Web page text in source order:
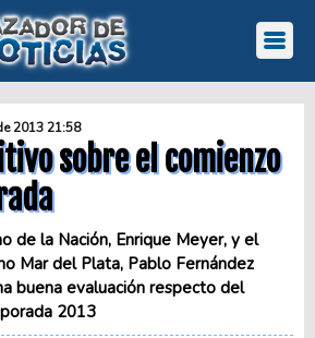
2013 21:58
sobre el comienzo
de la Nación, Enrique Meyer, y el
Mar del Plata, Pablo Fernández
buena evaluación respecto del
2013